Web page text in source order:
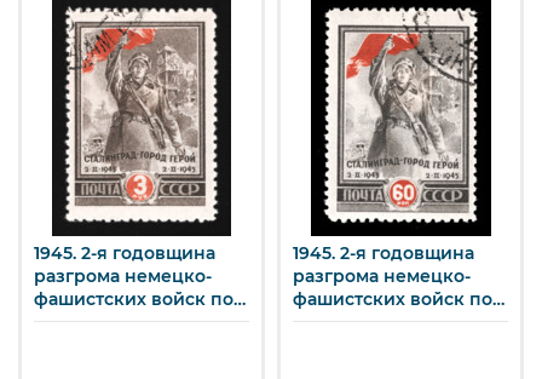
1945. 2-я годовщина
разгрома немецко-
фашистских войск под
Сталинградом. Воин
1945. 2-я годовщина
разгрома немецко-
фашистских войск под
Сталинградом. Воин